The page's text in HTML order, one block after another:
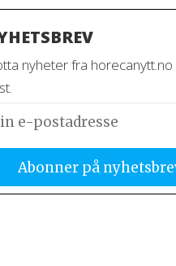
nyheter fra horecanytt.no